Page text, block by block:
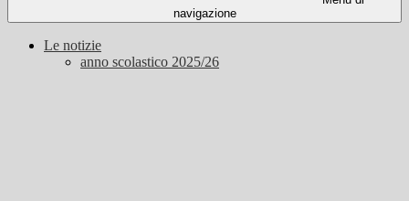
navigazione
Le notizie
anno scolastico 2025/26